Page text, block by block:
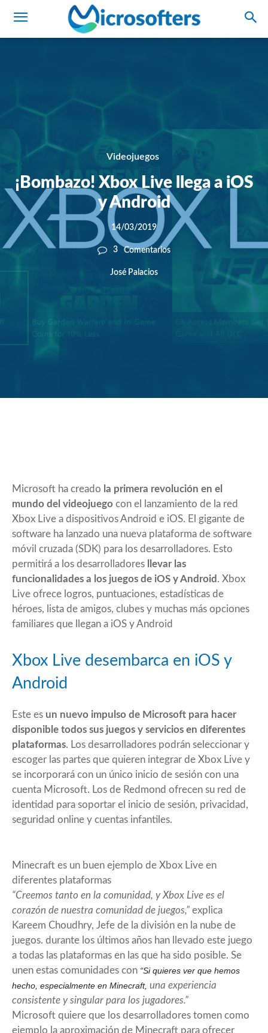
Videojuegos
¡Bombazo! Xbox Live llega a iOS
y Android
14/03/2019
3 Comentarios
José Palacios
Microsoft ha creado la primera revolución en el
mundo del videojuego con el lanzamiento de la red
Xbox Live a dispositivos Android e iOS. El gigante de
software ha lanzado una nueva plataforma de software
móvil cruzada (SDK) para los desarrolladores. Esto
permitirá a los desarrolladores llevar las
funcionalidades a los juegos de iOS y Android . Xbox
Live ofrece logros, puntuaciones, estadísticas de
héroes, lista de amigos, clubes y muchas más opciones
familiares que llegan a iOS y Android
Xbox Live desembarca en iOS y
Android
Este es un nuevo impulso de Microsoft para hacer
disponible todos sus juegos y servicios en diferentes
plataformas. Los desarrolladores podrán seleccionar y
escoger las partes que quieren integrar de Xbox Live y
se incorporará con un único inicio de sesión con una
cuenta Microsoft. Los de Redmond ofrecen su red de
identidad para soportar el inicio de sesión, privacidad,
seguridad online y cuentas infantiles.
Minecraft es un buen ejemplo de Xbox Live en
diferentes plataformas
“Creemos tanto en la comunidad, y Xbox Live es el
corazón de nuestra comunidad de juegos,” explica
Kareem Choudhry, Jefe de la división en la nube de
juegos. durante los últimos años han llevado este juego
a todas las plataformas en las que ha sido posible. Se
unen estas comunidades con “Si quieres ver que hemos
hecho, especialmente en Minecraft, una experiencia
consistente y singular para los jugadores.”
Microsoft quiere que los desarrolladores tomen como
ejemplo la aproximación de Minecraft para ofrecer